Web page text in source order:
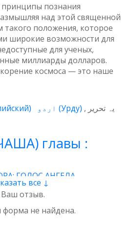
принципы познания
над этой священной
такого положения, которое
широкие возможности для
для ученых,
миллиарды долларов.
космоса — это наше
یہ تحریر (Урду)
)
главы :
ГОЛОС АНГЕЛА
3 - Восток и Запад
нити
5 - Звучащая глина
8 - وجدان
все ↓
Ваш отзыв.
форма не найдена.